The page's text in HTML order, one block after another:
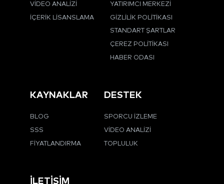
VIDEO ANALIZI
İÇERIK LISANSLAMA
YATIRIMCI MERKEZI
GIZLILIK POLITIKASI
STANDART ŞARTLAR
ÇEREZ POLITIKASI
HABER ODASI
KAYNAKLAR
BLOG
SSS
FIYATLANDIRMA
DESTEK
SPORCU İZLEME
VIDEO ANALIZI
TOPLULUK
İLETIŞIM